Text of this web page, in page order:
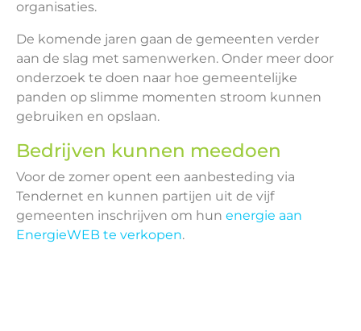
organisaties.
De komende jaren gaan de gemeenten verder
aan de slag met samenwerken. Onder meer door
onderzoek te doen naar hoe gemeentelijke
panden op slimme momenten stroom kunnen
gebruiken en opslaan.
Bedrijven kunnen meedoen
Voor de zomer opent een aanbesteding via
Tendernet en kunnen partijen uit de vijf
gemeenten inschrijven om hun energie aan
EnergieWEB te verkopen.